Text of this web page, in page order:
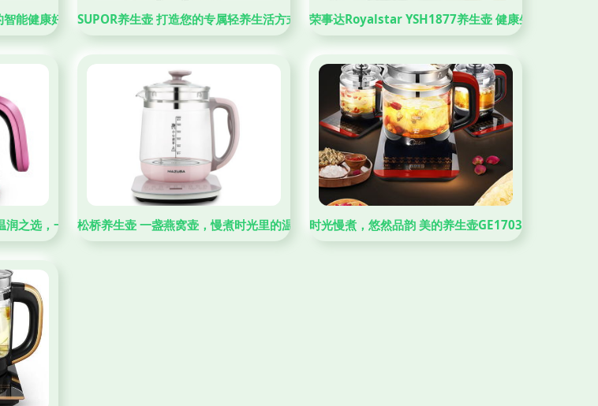
能健康好伴侣SUPOR养生壶 打造您的专属轻养生活方式 荣事达Royalstar YSH1877养生壶 健康生活的智能之
之选，一键煮出健康好气色
松桥养生壶 一盏燕窝壶，慢煮时光里的温柔以待时光慢煮，悠然品韵 美的养生壶GE1703C使用体验与